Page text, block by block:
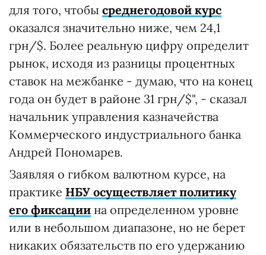
для того, чтобы среднегодовой курс
оказался значительно ниже, чем 24,1
грн/$. Более реальную цифру определит
рынок, исходя из разницы процентных
ставок на межбанке - думаю, что на конец
года он будет в районе 31 грн/$", - сказал
начальник управления казначейства
Коммерческого индустриального банка
Андрей Пономарев.
Заявляя о гибком валютном курсе, на
практике НБУ осуществляет политику
его фиксации на определенном уровне
или в небольшом диапазоне, но не берет
никаких обязательств по его удержанию